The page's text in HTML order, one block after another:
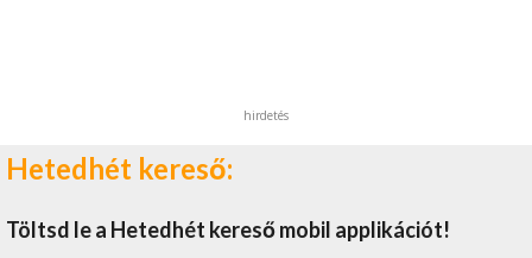
hirdetés
Hetedhét kereső:
Töltsd le a Hetedhét kereső mobil applikációt!